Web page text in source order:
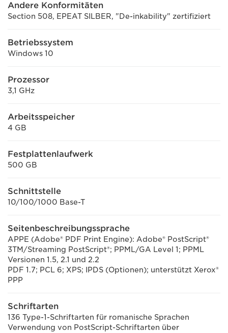
Andere Konformitäten
Section 508, EPEAT SILBER, "De-inkability" zertifiziert
Betriebssystem
Windows 10
Prozessor
3,1 GHz
Arbeitsspeicher
4 GB
Festplattenlaufwerk
500 GB
Schnittstelle
10/100/1000 Base-T
Seitenbeschreibungssprache
APPE (Adobe® PDF Print Engine): Adobe® PostScript®
3TM/Streaming PostScript®; PPML/GA Level 1; PPML
Versionen 1.5, 2.1 und 2.2
PDF 1.7; PCL 6; XPS; IPDS (Optionen); unterstützt Xerox®
PPP
Schriftarten
136 Type-1-Schriftarten für romanische Sprachen
Verwendung von PostScript-Schriftarten über